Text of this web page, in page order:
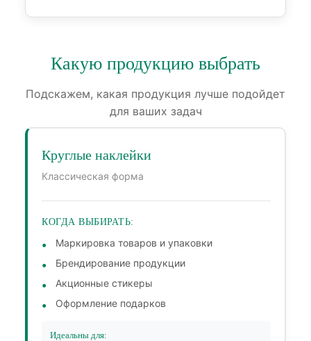
Какую продукцию выбрать
Подскажем, какая продукция лучше подойдет
для ваших задач
Круглые наклейки
Классическая форма
КОГДА ВЫБИРАТЬ:
Маркировка товаров и упаковки
Брендирование продукции
Акционные стикеры
Оформление подарков
Идеальны для: